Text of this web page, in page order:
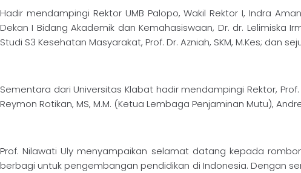
Hadir mendampingi Rektor UMB Palopo, Wakil Rektor I, Indra
Dekan I Bidang Akademik dan Kemahasiswaan, Dr. dr. Lelimiska
Studi S3 Kesehatan Masyarakat, Prof. Dr. Azniah, SKM, M.Kes; dan
Sementara dari Universitas Klabat hadir mendampingi Rektor, Prof.
Reymon Rotikan, MS, M.M. (Ketua Lembaga Penjaminan Mutu),
Prof. Nilawati Uly menyampaikan selamat datang kepada
berbagi untuk pengembangan pendidikan di Indonesia. Dengan